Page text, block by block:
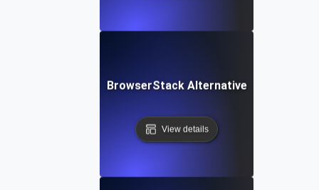
BrowserStack Alternative
View details